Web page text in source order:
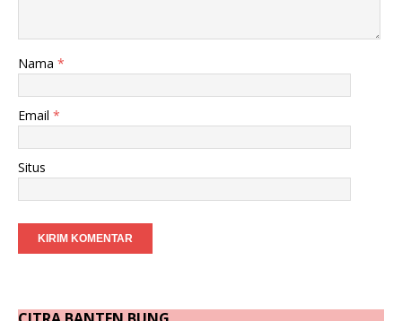
Nama *
Email *
Situs